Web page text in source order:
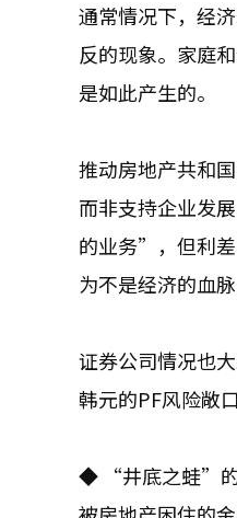
通常情况下，经
反的现象。家庭
是如此产生的。
推动房地产共和
而非支持企业发
的业务”，但利
为不是经济的血
证券公司情况也
韩元的PF风险敞
◆ “井底之蛙”